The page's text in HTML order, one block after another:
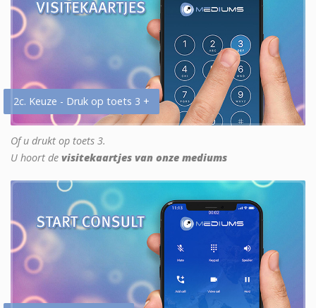
2c. Keuze - Druk op toets 3 +
Of u drukt op toets 3.
U hoort de visitekaartjes van onze mediums